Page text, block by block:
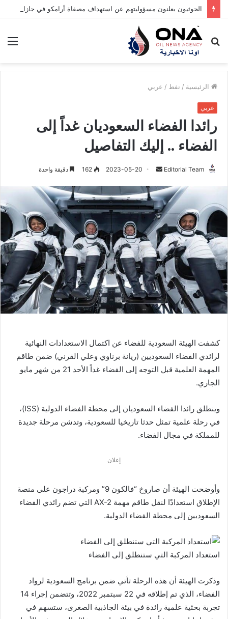
الحوثيون يعلنون مسؤوليتهم عن استهداف مصفاة أرامكو في جازان
بحث
الرئيسية / نفط / عربي
عربي
رائدا الفضاء السعوديان غداً إلى
الفضاء .. إليك التفاصيل
Editorial Team
س
ل
ب
ر
د
إ
ل
ك
ت
و
ي
2023-05-20
162 دقيقة واحدة
كشفت الهيئة السعودية للفضاء عن اكتمال الاستعدادات النهائية
لرائدي الفضاء السعوديين (ريانة برناوي وعلي القرني) ضمن طاقم
المهمة العلمية قبل التوجه إلى الفضاء غداً الأحد 21 من شهر مايو
الجاري.
وينطلق رائدا الفضاء السعوديان إلى محطة الفضاء الدولية (ISS)،
في رحلة علمية تمثل حدثا تاريخيا للسعودية، وتدشن مرحلة جديدة
للمملكة في مجال الفضاء.
إعلان
وأوضحت الهيئة أن صاروخ “فالكون 9” ومركبة دراجون على منصة
الإطلاق استعدادًا لنقل طاقم مهمة AX-2 التي تضم رائدي الفضاء
السعوديين إلى محطة الفضاء الدولية.
استعداد المركبة التي ستنطلق إلى الفضاء
وذكرت الهيئة أن هذه الرحلة تأتي ضمن برنامج السعودية لرواد
الفضاء، الذي تم إطلاقه في 22 سبتمبر 2022، وتتضمن إجراء 14
تجربة بحثية علمية رائدة في بيئة الجاذبية الصغرى، ستسهم في